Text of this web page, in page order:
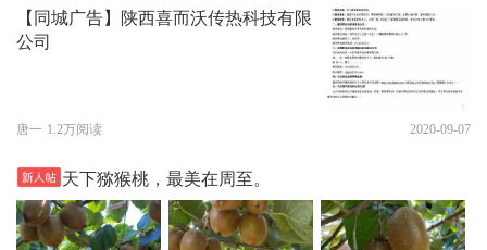
【同城广告】陕西喜而沃传热科技有限
公司
唐一 1.2万阅读 2020-09-07
天下猕猴桃，最美在周至。